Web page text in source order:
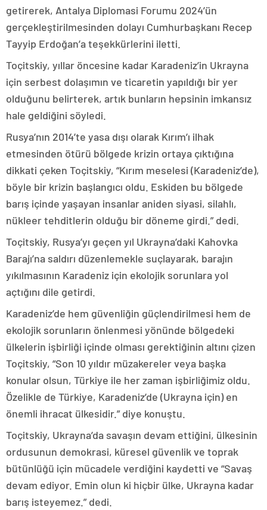
getirerek, Antalya Diplomasi Forumu 2024’ün
gerçekleştirilmesinden dolayı Cumhurbaşkanı Recep
Tayyip Erdoğan’a teşekkürlerini iletti.
Toçitskiy, yıllar öncesine kadar Karadeniz’in Ukrayna
için serbest dolaşımın ve ticaretin yapıldığı bir yer
olduğunu belirterek, artık bunların hepsinin imkansız
hale geldiğini söyledi.
Rusya’nın 2014’te yasa dışı olarak Kırım’ı ilhak
etmesinden ötürü bölgede krizin ortaya çıktığına
dikkati çeken Toçitskiy, “Kırım meselesi (Karadeniz’de),
böyle bir krizin başlangıcı oldu. Eskiden bu bölgede
barış içinde yaşayan insanlar aniden siyasi, silahlı,
nükleer tehditlerin olduğu bir döneme girdi.” dedi.
Toçitskiy, Rusya’yı geçen yıl Ukrayna’daki Kahovka
Barajı’na saldırı düzenlemekle suçlayarak, barajın
yıkılmasının Karadeniz için ekolojik sorunlara yol
açtığını dile getirdi.
Karadeniz’de hem güvenliğin güçlendirilmesi hem de
ekolojik sorunların önlenmesi yönünde bölgedeki
ülkelerin işbirliği içinde olması gerektiğinin altını çizen
Toçitskiy, “Son 10 yıldır müzakereler veya başka
konular olsun, Türkiye ile her zaman işbirliğimiz oldu.
Özelikle de Türkiye, Karadeniz’de (Ukrayna için) en
önemli ihracat ülkesidir.” diye konuştu.
Toçitskiy, Ukrayna’da savaşın devam ettiğini, ülkesinin
ordusunun demokrasi, küresel güvenlik ve toprak
bütünlüğü için mücadele verdiğini kaydetti ve “Savaş
devam ediyor. Emin olun ki hiçbir ülke, Ukrayna kadar
barış isteyemez.” dedi.